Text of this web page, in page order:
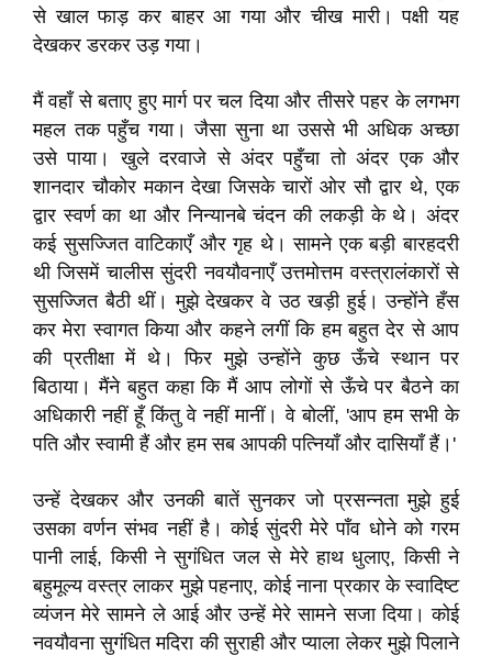
से खाल फाड़ कर बाहर आ गया और चीख मारी। पक्षी यह
देखकर डरकर उड़ गया।
मैं वहाँ से बताए हुए मार्ग पर चल दिया और तीसरे पहर के लगभग
महल तक पहुँच गया। जैसा सुना था उससे भी अधिक अच्छा
उसे पाया। खुले दरवाजे से अंदर पहुँचा तो अंदर एक और
शानदार चौकोर मकान देखा जिसके चारों ओर सौ द्वार थे, एक
द्वार स्वर्ण का था और निन्यानबे चंदन की लकड़ी के थे। अंदर
कई सुसज्जित वाटिकाएँ और गृह थे। सामने एक बड़ी बारहदरी
थी जिसमें चालीस सुंदरी नवयौवनाएँ उत्तमोत्तम वस्त्रालंकारों से
सुसज्जित बैठी थीं। मुझे देखकर वे उठ खड़ी हुई। उन्होंने हँस
कर मेरा स्वागत किया और कहने लगीं कि हम बहुत देर से आप
की प्रतीक्षा में थे। फिर मुझे उन्होंने कुछ ऊँचे स्थान पर
बिठाया। मैंने बहुत कहा कि मैं आप लोगों से ऊँचे पर बैठने का
अधिकारी नहीं हूँ किंतु वे नहीं मानीं। वे बोलीं, 'आप हम सभी के
पति और स्वामी हैं और हम सब आपकी पत्नियाँ और दासियाँ हैं।'
उन्हें देखकर और उनकी बातें सुनकर जो प्रसन्नता मुझे हुई
उसका वर्णन संभव नहीं है। कोई सुंदरी मेरे पाँव धोने को गरम
पानी लाई, किसी ने सुगंधित जल से मेरे हाथ धुलाए, किसी ने
बहुमूल्य वस्त्र लाकर मुझे पहनाए, कोई नाना प्रकार के स्वादिष्ट
व्यंजन मेरे सामने ले आई और उन्हें मेरे सामने सजा दिया। कोई
नवयौवना सुगंधित मदिरा की सुराही और प्याला लेकर मुझे पिलाने